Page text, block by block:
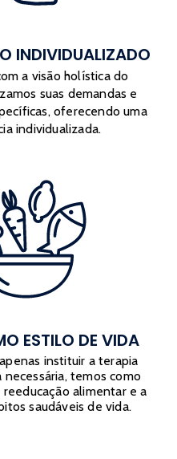
INDIVIDUALIZADO
a visão holística do
suas demandas e
oferecendo uma
individualizada.
ESTILO DE VIDA
instituir a terapia
temos como
alimentar e a
saudáveis de vida.